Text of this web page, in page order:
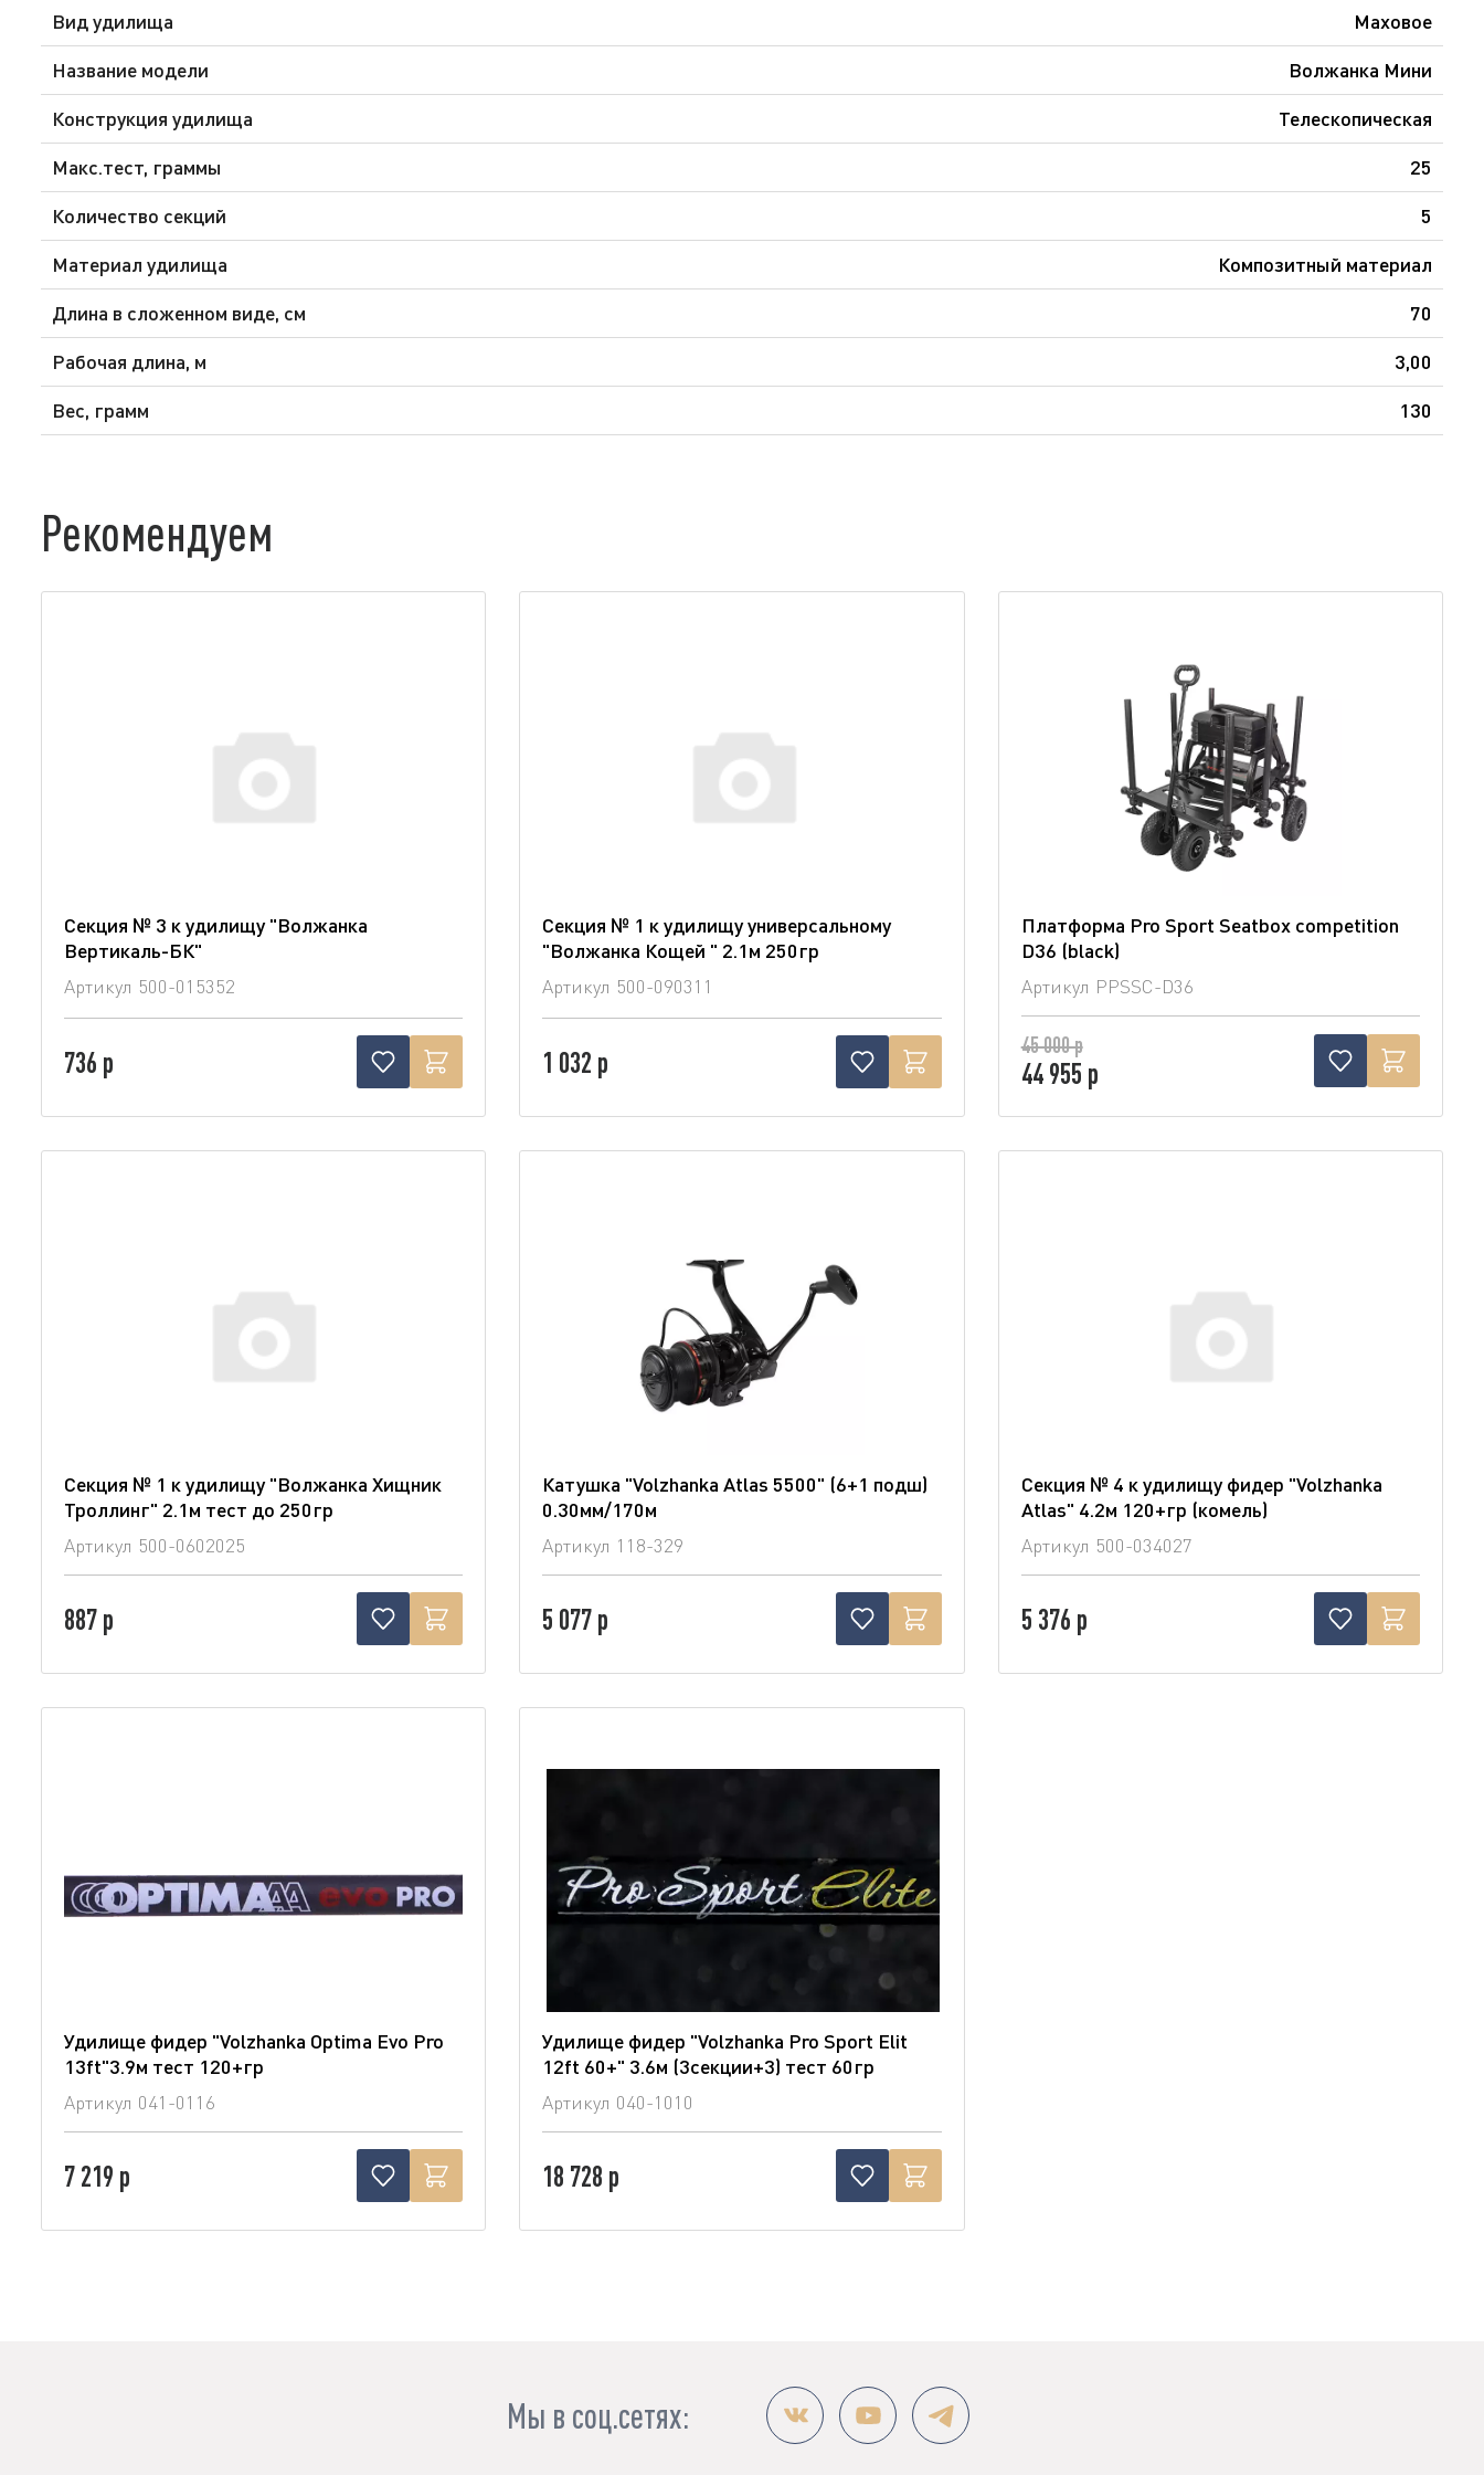
Вид удилища
Маховое
Название модели
Волжанка Мини
Конструкция удилища
Телескопическая
Макс.тест, граммы
25
Количество секций
5
Материал удилища
Композитный материал
Длина в сложенном виде, см
70
Рабочая длина, м
3,00
Вес, грамм
130
Рекомендуем
Секция № 3 к удилищу "Волжанка
Вертикаль-БК"
Артикул 500-015352
736 р
Секция № 1 к удилищу универсальному
"Волжанка Кощей " 2.1м 250гр
Артикул 500-090311
1 032 р
Платформа Pro Sport Seatbox competition
D36 (blaсk)
Артикул PPSSC-D36
45 000 р
44 955 р
Секция № 1 к удилищу "Волжанка Хищник
Троллинг" 2.1м тест до 250гр
Артикул 500-0602025
887 р
Катушка "Volzhanka Atlas 5500" (6+1 подш)
0.30мм/170м
Артикул 118-329
5 077 р
Секция № 4 к удилищу фидер "Volzhanka
Atlas" 4.2м 120+гр (комель)
Артикул 500-034027
5 376 р
Удилище фидер "Volzhanka Optima Evo Pro
13ft"3.9м тест 120+гр
Артикул 041-0116
7 219 р
Удилище фидер "Volzhanka Pro Sport Elit
12ft 60+" 3.6м (3секции+3) тест 60гр
Артикул 040-1010
18 728 р
Мы в соц.сетях: